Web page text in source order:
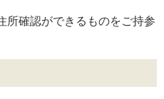
所確認ができるものをご持参